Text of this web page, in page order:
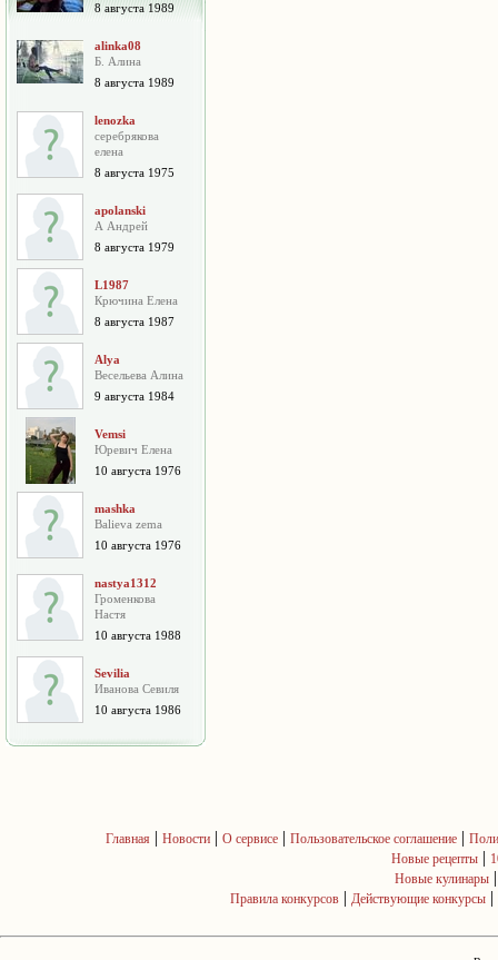
8 августа 1989
alinka08
Б. Алина
8 августа 1989
lenozka
серебрякова
елена
8 августа 1975
apolanski
А Андрей
8 августа 1979
L1987
Крючина Елена
8 августа 1987
Alya
Весельева Алина
9 августа 1984
Vemsi
Юревич Елена
10 августа 1976
mashka
Balieva zema
10 августа 1976
nastya1312
Громенкова
Настя
10 августа 1988
Sevilia
Иванова Севиля
10 августа 1986
Главная | Новости| О сервисе| Пользовательское соглашение|
Новые рецепты |
Новые кулинары
Правила конкурсов | Действующие конкурсы |